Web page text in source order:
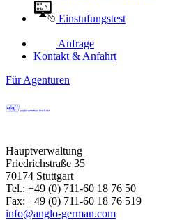
Einstufungstest
Anfrage
Kontakt & Anfahrt
Für Agenturen
Hauptverwaltung
Friedrichstraße 35
70174 Stuttgart
Tel.: +49 (0) 711-60 18 76 50
Fax: +49 (0) 711-60 18 76 519
info@anglo-german.com